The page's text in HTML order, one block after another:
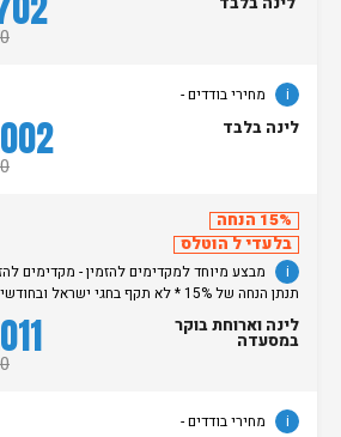
i מחירי בודדים -
לינה בלבד
15% הנחה
בלעדי ל הוטלס
i
תנתן הנחה של 15% * לא תקף בחגי ישראל
מחירי בודדים -
לינה וארוחת בוקר
במסעדה
i מחירי בודדים -